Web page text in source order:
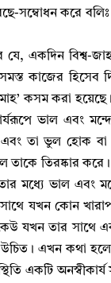
সম্বোধন করে বলিঃ
যে, একদিন বিশ্ব-
কাজের হিসেব
কসম করা হয়েছে।
ভাল এবং
তা ভুল হোক বা
তাকে তিরষ্কার করে।
মধ্যে ভাল এবং
যখন কোন
যখন তার
। এখন কথা
একটি